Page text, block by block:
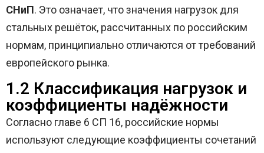
СНиП. Это означает, что значения нагрузок для
стальных решёток, рассчитанных по российским
нормам, принципиально отличаются от требований
европейского рынка.
1.2 Классификация нагрузок и
коэффициенты надёжности
Согласно главе 6 СП 16, российские нормы
используют следующие коэффициенты сочетаний